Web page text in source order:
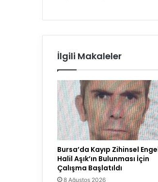
İlgili Makaleler
Bursa’da Kayıp Zihinsel
Halil Aşık’ın Bulunması İçin
Çalışma Başlatıldı
8 Ağustos 2026